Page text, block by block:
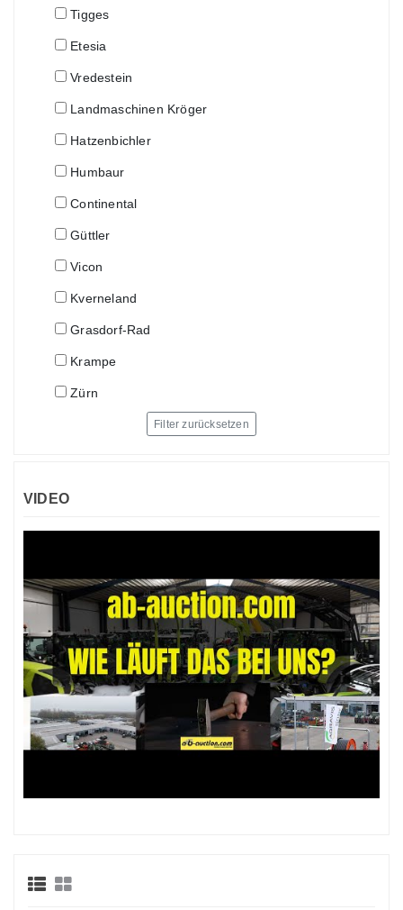
Tigges
Etesia
Vredestein
Landmaschinen Kröger
Hatzenbichler
Humbaur
Continental
Güttler
Vicon
Kverneland
Grasdorf-Rad
Krampe
Zürn
Filter zurücksetzen
VIDEO